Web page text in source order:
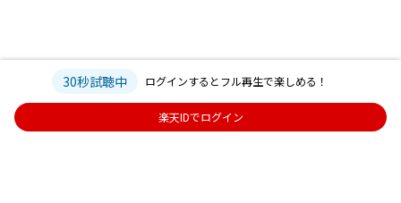
30秒試聴中 ログインするとフル再生で楽しめる！
楽天IDでログイン